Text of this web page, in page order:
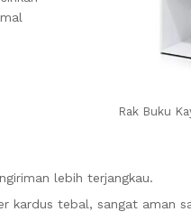
Rak Buku
lebih terjangkau.
kardus tebal, sangat aman